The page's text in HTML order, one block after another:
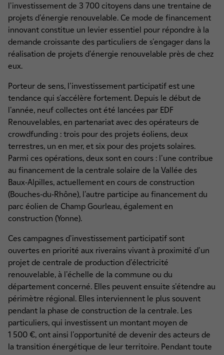
l'investissement de 3 700 citoyens dans une trentaine de
projets d'énergie renouvelable. Ce mode de financement
innovant constitue un levier essentiel pour répondre à la
demande croissante des particuliers de s'engager dans la
réalisation de projets d'énergie renouvelable près de chez
eux.
Porteur de sens, l'investissement participatif est une
tendance qui s'accélère fortement. Depuis le début de
l'année, neuf collectes ont été lancées par EDF
Renouvelables, en partenariat avec des opérateurs de
crowdfunding : trois pour des projets éoliens, deux
terrestres, un en mer, et six pour des projets solaires.
Parmi ces opérations, deux sont en cours : l'une contribue
au financement de la centrale solaire de la Vallée des
Baux-Alpilles, actuellement en cours de construction
(Bouches-du-Rhône), l'autre participe au financement du
parc éolien de Champ Gourleau, également en
construction (Yonne).
Ces campagnes d'investissement participatif sont
ouvertes en priorité aux riverains vivant à proximité d'un
projet de centrale de production d'électricité
renouvelable, à l'échelle de la commune ou du
département concerné. Elles peuvent ensuite s'étendre au
périmètre régional. Elles interviennent le plus souvent
pendant la phase de construction de la centrale. Les
particuliers, qui investissent un montant moyen de
1 500 €, ont ainsi l'opportunité de devenir des acteurs de
la transition énergétique de leur territoire. Pendant toute